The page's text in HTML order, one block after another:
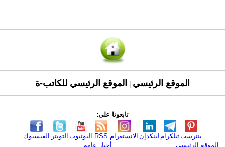
الموقع الرئيسي الموقع الرئيسي للكاتب-ة
تابعونا على:
الفيسبوك التويتر اليوتيوب RSS الانستغرام لينكدإن تيلكرامبنترست
الموقع الرئيسي
أخبار عامة